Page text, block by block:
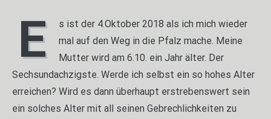
E
s ist der 4.Oktober 2018 als ich mich wieder
mal auf den Weg in die Pfalz mache. Meine
Mutter wird am 6.10. ein Jahr älter. Der
Sechsundachzigste. Werde ich selbst ein so hohes Alter
erreichen? Wird es dann überhaupt erstrebenswert sein
ein solches Alter mit all seinen Gebrechlichkeiten zu